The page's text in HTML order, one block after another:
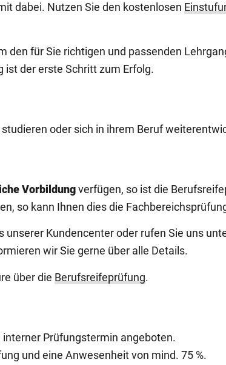
dabei. Nutzen Sie den kostenlosen
den für Sie richtigen und passenden
ist der erste Schritt zum Erfolg.
oder sich in ihrem Beruf
Vorbildungverfügen, so ist die
so kann Ihnen dies die
Kundencenter oder rufen Sie uns
wir Sie gerne über alle Details.
über die Berufsreifeprüfung.
Prüfungstermin angeboten.
und eine Anwesenheit von mind. 75 %.